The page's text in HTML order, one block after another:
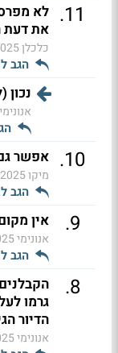
11
. לא
את דעת
כלכלן
הגב
נכון
אנונימי
10
. אפשר
מיקו22:00
הגב
9
. אין
אנונימי
הגב
8
.
גרמו
הדיור
אנונימי